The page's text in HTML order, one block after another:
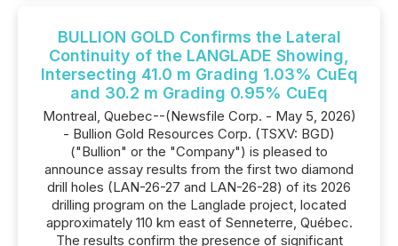
BULLION GOLD Confirms the Lateral
Continuity of the LANGLADE Showing,
Intersecting 41.0 m Grading 1.03% CuEq
and 30.2 m Grading 0.95% CuEq
Montreal, Quebec--(Newsfile Corp. - May 5, 2026)
- Bullion Gold Resources Corp. (TSXV: BGD)
("Bullion" or the "Company") is pleased to
announce assay results from the first two diamond
drill holes (LAN-26-27 and LAN-26-28) of its 2026
drilling program on the Langlade project, located
approximately 110 km east of Senneterre, Québec.
The results confirm the presence of significant